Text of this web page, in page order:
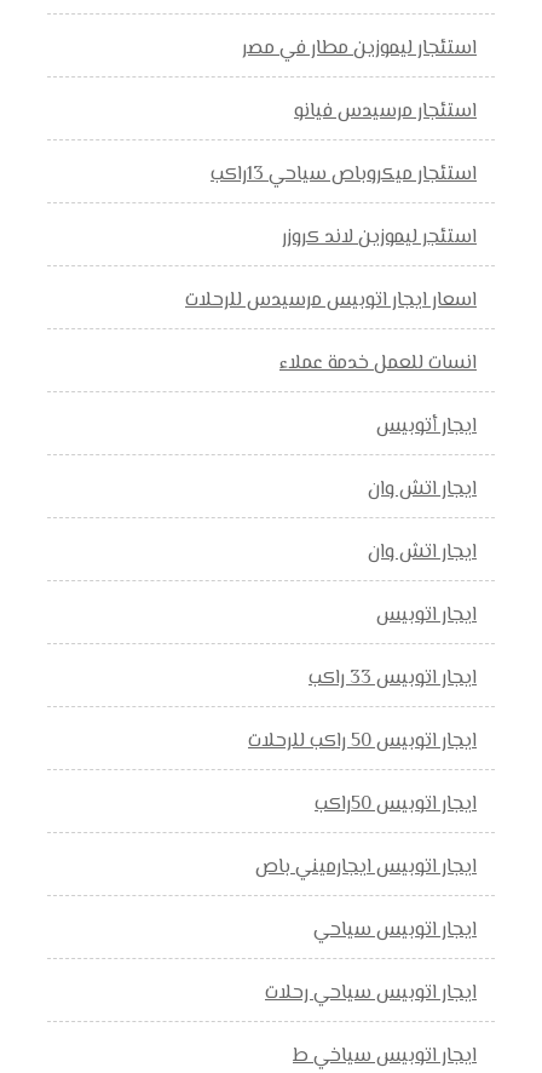
استئجار ليموزين مطار في مصر
استئجار مرسيدس فيانو
استئجار ميكروباص سياحي 13راكب
استئجر ليموزين لاند كروزر
اسعار ايجار اتوبيس مرسيدس للرحلات
انسات للعمل خدمة عملاء
ايجار أتوبيس
ايجار اتش وان
ايجار اتش وان
ايجار اتوبيس
ايجار اتوبيس 33 راكب
ايجار اتوبيس 50 راكب للرحلات
ايجار اتوبيس 50راكب
ايجار اتوبيس ايجارميني باص
ايجار اتوبيس سياحي
ايجار اتوبيس سياحي رحلات
ايجار اتوبيس سياخي ط